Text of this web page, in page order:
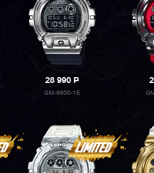
28 990P
GM-6900-1E